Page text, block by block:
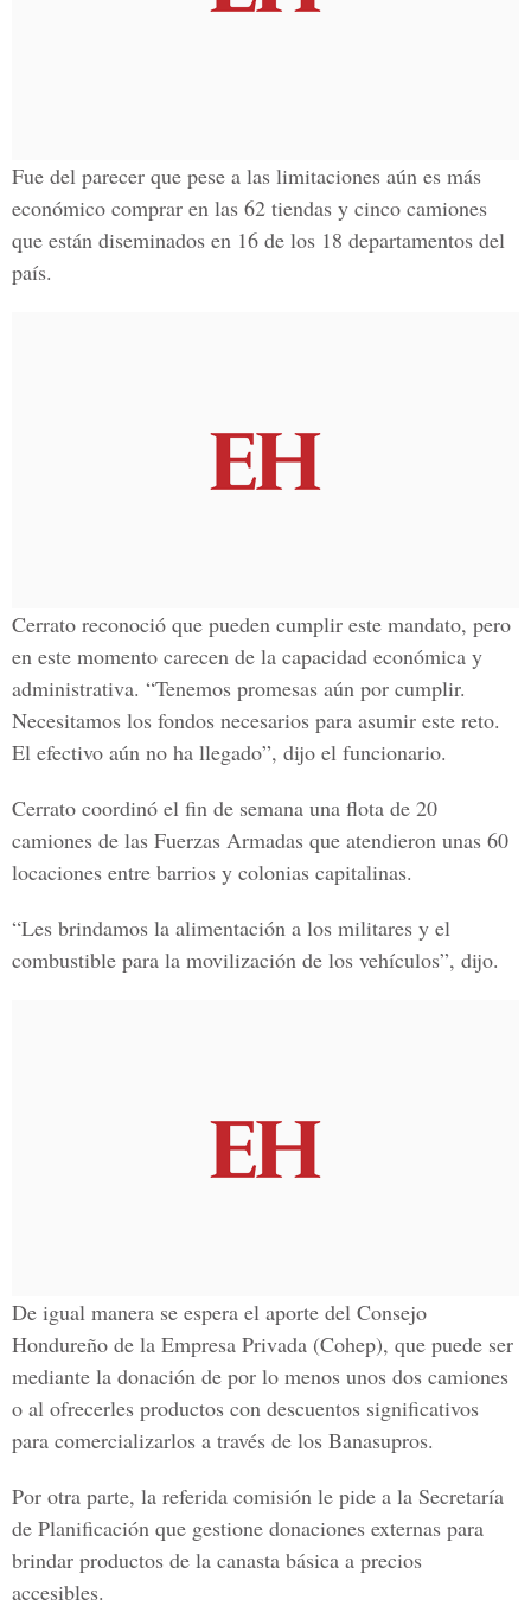
Fue del parecer que pese a las limitaciones aún es más
económico comprar en las 62 tiendas y cinco camiones
que están diseminados en 16 de los 18 departamentos del
país.
Cerrato reconoció que pueden cumplir este mandato, pero
en este momento carecen de la capacidad económica y
administrativa. “Tenemos promesas aún por cumplir.
Necesitamos los fondos necesarios para asumir este reto.
El efectivo aún no ha llegado”, dijo el funcionario.
Cerrato coordinó el fin de semana una flota de 20
camiones de las Fuerzas Armadas que atendieron unas 60
locaciones entre barrios y colonias capitalinas.
“Les brindamos la alimentación a los militares y el
combustible para la movilización de los vehículos”, dijo.
De igual manera se espera el aporte del Consejo
Hondureño de la Empresa Privada (Cohep), que puede ser
mediante la donación de por lo menos unos dos camiones
o al ofrecerles productos con descuentos significativos
para comercializarlos a través de los Banasupros.
Por otra parte, la referida comisión le pide a la Secretaría
de Planificación que gestione donaciones externas para
brindar productos de la canasta básica a precios
accesibles.